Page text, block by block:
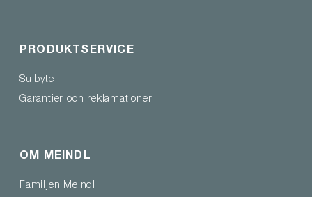
PRODUKTSERVICE
Sulbyte
Garantier och reklamationer
OM MEINDL
Familjen Meindl